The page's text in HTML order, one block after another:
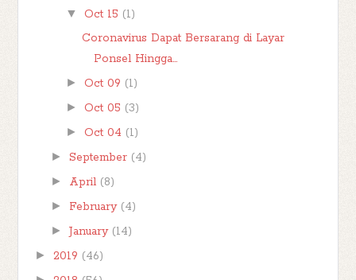
▼ Oct 15 (1)
Coronavirus Dapat Bersarang di Layar
Ponsel Hingga...
► Oct 09 (1)
► Oct 05 (3)
► Oct 04 (1)
► September (4)
► April (8)
► February (4)
► January (14)
► 2019 (46)